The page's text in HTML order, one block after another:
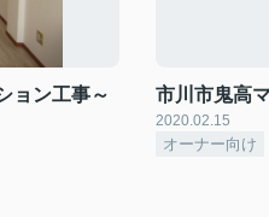
ョン工事～ 市川市鬼高
2020.02.15
オーナー向け